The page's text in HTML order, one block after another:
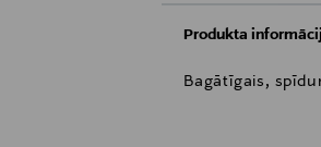
Produkta
Bagātīgais,